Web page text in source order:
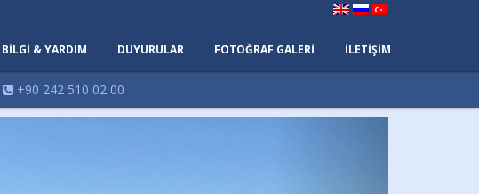
BILGI & YARDIM DUYURULAR FOTOĞRAF GALERI İLETİŞİM
+90 242 510 02 00